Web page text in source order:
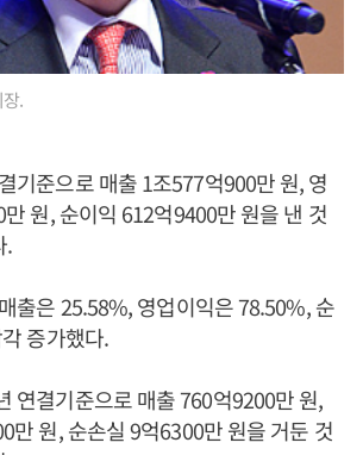
.
기준으로 매출 1조577억900만 원, 영
원, 순이익 612억9400만 원을 낸 것
.
출은 25.58%, 영업이익은 78.50%, 순
증가했다.
연결기준으로 매출 760억9200만 원,
만 원, 순손실 9억6300만 원을 거둔 것